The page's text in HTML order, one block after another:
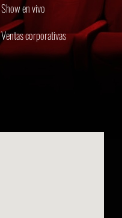
Show en vivo
Ventas corporativas